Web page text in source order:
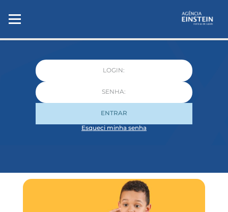
ENTRAR
Esqueci minha senha